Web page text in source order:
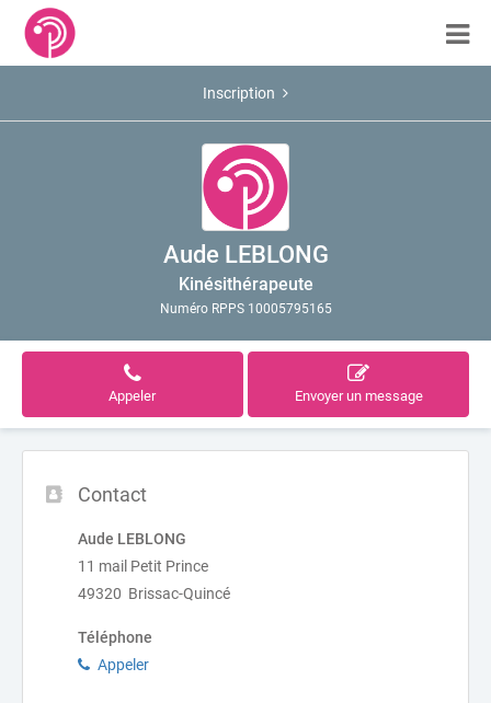
Inscription
Aude LEBLONG
Kinésithérapeute
Numéro RPPS 10005795165
Appeler Envoyer un message
Contact
Aude LEBLONG
11 mail Petit Prince
49320 Brissac-Quincé
Téléphone
Appeler